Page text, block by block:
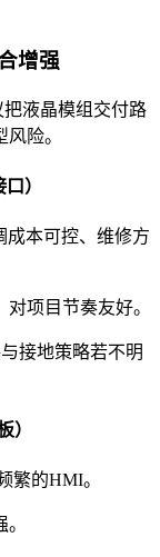
增强
把液晶模组交付路
险。
）
成本可控、维修方
项目节奏友好。
接地策略若不明
）
繁的HMI。